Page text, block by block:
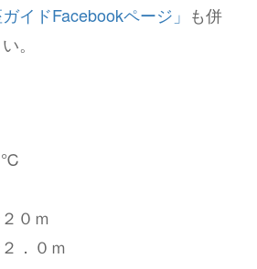
イドFacebookページ」 も併
。
℃
０ｍ
．０ｍ